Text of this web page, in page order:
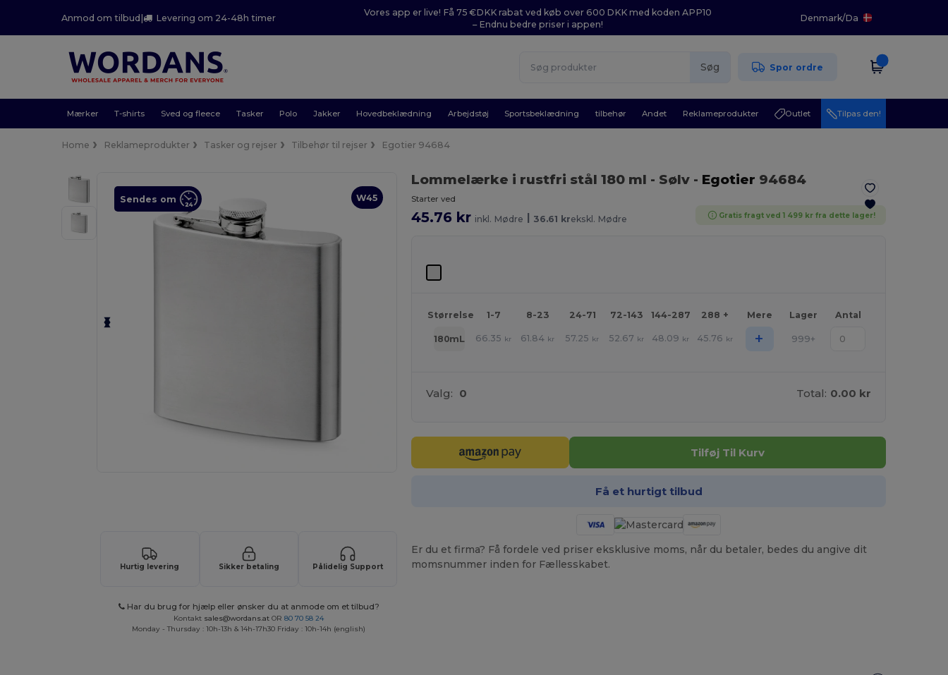
Anmod om tilbud| Levering om 24-48h timer
Vores app er live! Få 75 €DKK rabat ved køb over 600 DKK med koden APP10
– Endnu bedre priser i appen!
Denmark/Da
Søg Spor ordre
Mærker T-shirts Sved og fleece Tasker Polo Jakker Hovedbeklædning Arbejdstøj Sportsbeklædning tilbehør Andet Reklameprodukter Outlet Tilpas den!
Home Reklameprodukter Tasker og rejser Tilbehør til rejser Egotier 94684
W45
Sendes om
Hurtig levering Sikker betaling Pålidelig Support
Har du brug for hjælp eller ønsker du at anmode om et tilbud?
Kontakt sales@wordans.at OR80 70 58 24
Monday - Thursday : 10h-13h & 14h-17h30 Friday : 10h-14h (english)
Lommelærke i rustfri stål 180 ml - Sølv- Egotier 94684
Starter ved
45.76 kr inkl. Mødre | 36.61 krekskl. Mødre Gratis fragt ved 1 499 kr fra dette lager!
Størrelse 1-7 8-23 24-71 72-143 144-287 288 + Mere Lager Antal
180mL 66.35 kr 61.84 kr 57.25 kr 52.67 kr 48.09 kr 45.76 kr + 999+
Valg: 0 Total: 0.00 kr
Tilføj Til Kurv
Få et hurtigt tilbud
Er du et firma? Få fordele ved priser eksklusive moms, når du betaler, bedes du angive dit
momsnummer inden for Fællesskabet.